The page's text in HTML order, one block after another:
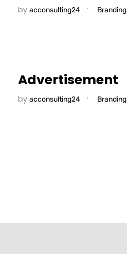
by acconsulting24 Branding
Advertisement
by acconsulting24 Branding